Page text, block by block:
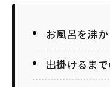
お風呂を沸
出掛けるま